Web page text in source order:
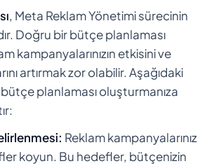
, Meta Reklam Yönetimi sürecinin
Doğru bir bütçe planlaması
kampanyalarınızın etkisini ve
artırmak zor olabilir. Aşağıdaki
planlaması oluşturmanıza
Reklam kampanyalarınız
koyun. Bu hedefler, bütçenizin